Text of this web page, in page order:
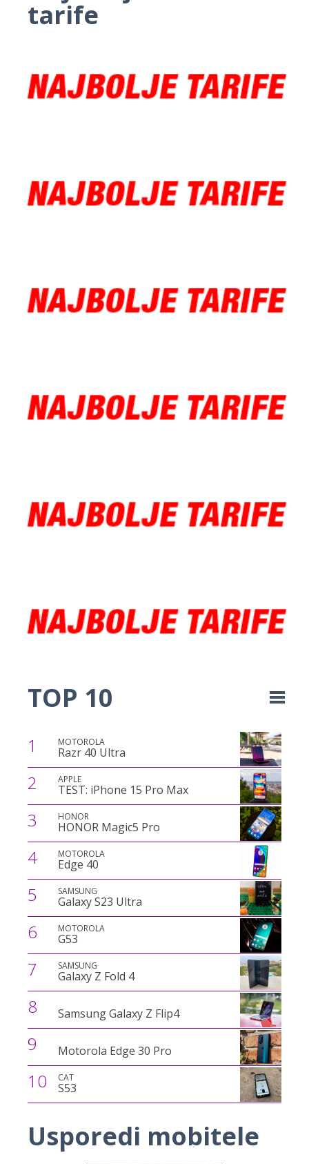
tarife
TOP 10
1 MOTOROLA
Razr 40 Ultra
2 APPLE
TEST: iPhone 15 Pro Max
3 HONOR
HONOR Magic5 Pro
4 MOTOROLA
Edge 40
5 SAMSUNG
Galaxy S23 Ultra
6 MOTOROLA
G53
7 SAMSUNG
Galaxy Z Fold 4
8 Samsung Galaxy Z Flip4
9 Motorola Edge 30 Pro
10 CAT
S53
Usporedi mobitele